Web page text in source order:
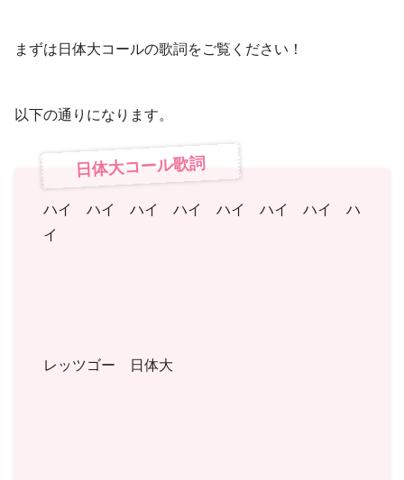
まずは日体大コールの歌詞をご覧ください！
以下の通りになります。
日体大コール歌詞
ハイ ハイ ハイ ハイ ハイ ハイ ハイ ハ
イ
レッツゴー 日体大